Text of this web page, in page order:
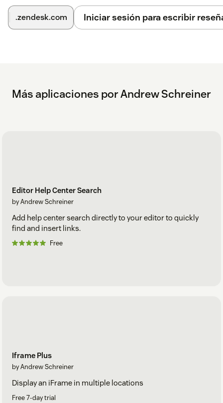
.zendesk.com Iniciar sesión para escribir
Más aplicaciones por Andrew Schreiner
Editor Help Center Search
by Andrew Schreiner
Add help center search directly to your editor to quickly
find and insert links.
Free
Iframe Plus
by Andrew Schreiner
Display an iFrame in multiple locations
Free 7-day trial